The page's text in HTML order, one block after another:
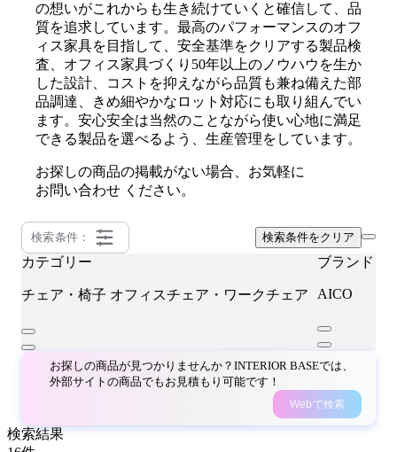
の想いがこれからも生き続けていくと確信して、品
質を追求しています。最高のパフォーマンスのオフ
ィス家具を目指して、安全基準をクリアする製品検
査、オフィス家具づくり50年以上のノウハウを生か
した設計、コストを抑えながら品質も兼ね備えた部
品調達、きめ細やかなロット対応にも取り組んでい
ます。安⼼安全は当然のことながら使い⼼地に満⾜
できる製品を選べるよう、生産管理をしています。
お探しの商品の掲載がない場合、お気軽に
お問い合わせ ください。
検索条件： 検索条件をクリア
カテゴリー
チェア・椅子 オフィスチェア・ワークチェア
ブランド
AICO
お探しの商品が見つかりませんか？INTERIOR BASEでは、
外部サイトの商品でもお見積もり可能です！
Webで検索
検索結果